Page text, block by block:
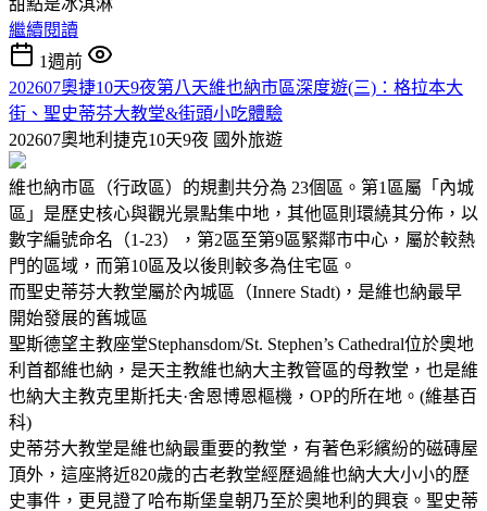
繼續閱讀
1週前
202607奧捷10天9夜第八天維也納市區深度遊(三)：格拉本大
街、聖史蒂芬大教堂&街頭小吃體驗
202607奧地利捷克10天9夜 國外旅遊
維也納市區（行政區）的規劃共分為 23個區。第1區屬「內城
區」是歷史核心與觀光景點集中地，其他區則環繞其分佈，以
數字編號命名（1-23），第2區至第9區緊鄰市中心，屬於較熱
門的區域，而第10區及以後則較多為住宅區。
而聖史蒂芬大教堂屬於內城區（Innere Stadt)，是維也納最早
開始發展的舊城區
聖斯德望主教座堂Stephansdom/St. Stephen’s Cathedral位於奧地
利首都維也納，是天主教維也納大主教管區的母教堂，也是維
也納大主教克里斯托夫·舍恩博恩樞機，OP的所在地。(維基百
科)
史蒂芬大教堂是維也納最重要的教堂，有著色彩繽紛的磁磚屋
頂外，這座將近820歲的古老教堂經歷過維也納大大小小的歷
史事件，更見證了哈布斯堡皇朝乃至於奧地利的興衰。聖史蒂